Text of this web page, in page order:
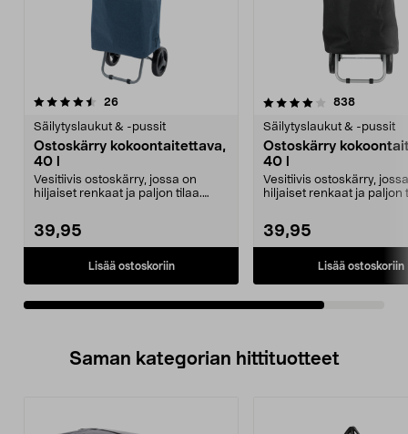
26arvostelut
Säilytyslaukut & -pussit
Ostoskärry kokoontaitettava,
40 l
Vesitiivis ostoskärry, jossa on
hiljaiset renkaat ja paljon tilaa.
39,95
Lisää ostoskoriin
4.0viidestä
838arvostelut
Säilytyslaukut & -pussit
Ostoskärry
40 l
Vesitiivis ostoskärry,
hiljaiset renkaat ja paljon
39,95
Lisää ostoskoriin
Saman kategorian hittituotteet